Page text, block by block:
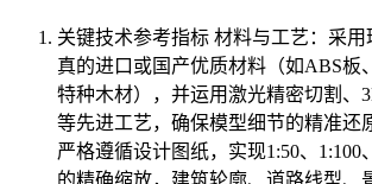
关键技术参考指标 材料与工艺：采
真的进口或国产优质材料（如ABS板
特种木材），并运用激光精密切割、
等先进工艺，确保模型细节的精准还
严格遵循设计图纸，实现1:50、1:100
的精确缩放，建筑轮廓、道路线型、